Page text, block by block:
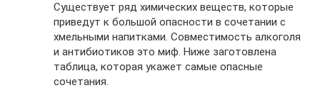
Существует ряд химических веществ, которые
приведут к большой опасности в сочетании с
хмельными напитками. Совместимость алкоголя
и антибиотиков это миф. Ниже заготовлена
таблица, которая укажет самые опасные
сочетания.